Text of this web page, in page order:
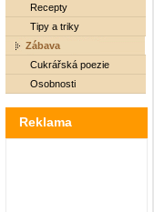
Recepty
Tipy a triky
Zábava
Cukrářská poezie
Osobnosti
Reklama